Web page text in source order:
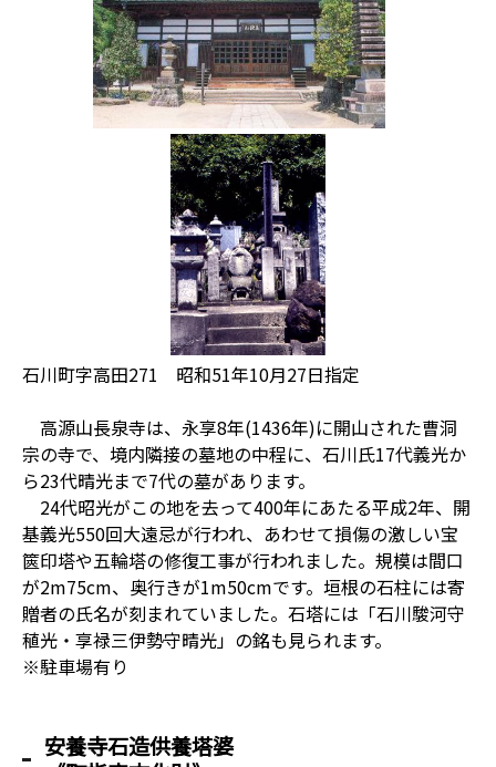
石川町字高田271 昭和51年10月27日指定
高源山長泉寺は、永享8年(1436年)に開山された曹洞
宗の寺で、境内隣接の墓地の中程に、石川氏17代義光か
ら23代晴光まで7代の墓があります。
24代昭光がこの地を去って400年にあたる平成2年、開
基義光550回大遠忌が行われ、あわせて損傷の激しい宝
篋印塔や五輪塔の修復工事が行われました。規模は間口
が2m75cm、奥行きが1m50cmです。垣根の石柱には寄
贈者の氏名が刻まれていました。石塔には「石川駿河守
稙光・享禄三伊勢守晴光」の銘も見られます。
※駐車場有り
安養寺石造供養塔婆